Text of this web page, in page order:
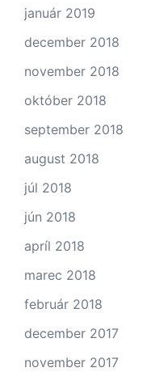
január 2019
december 2018
november 2018
október 2018
september 2018
august 2018
júl 2018
jún 2018
apríl 2018
marec 2018
február 2018
december 2017
november 2017